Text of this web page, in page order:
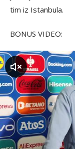
tim iz Istanbula.
BONUS VIDEO: